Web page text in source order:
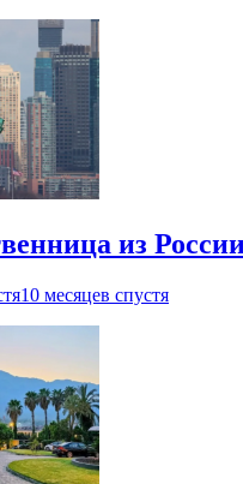
из
10 месяцев спустя